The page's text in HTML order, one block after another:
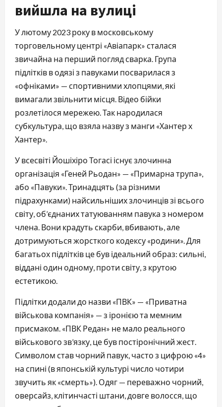
вийшла на вулиці
У лютому 2023 року в московському
торговельному центрі «Авіапарк» сталася
звичайна на перший погляд сварка. Група
підлітків в одязі з павуками посварилася з
«офніками» — спортивними хлопцями, які
вимагали звільнити місця. Відео бійки
розлетілося мережею. Так народилася
субкультура, що взяла назву з манги «Хантер х
Хантер».
У всесвіті Йошіхіро Тогасі існує злочинна
організація «Геней Рьодан» — «Примарна трупа»,
або «Павуки». Тринадцять (за різними
підрахунками) найсильніших злочинців зі всього
світу, об’єднаних татуюванням павука з номером
члена. Вони крадуть скарби, вбивають, але
дотримуються жорсткого кодексу «родини». Для
багатьох підлітків це був ідеальний образ: сильні,
віддані один одному, проти світу, з крутою
естетикою.
Підлітки додали до назви «ПВК» — «Приватна
військова компанія» — з іронією та мемним
присмаком. «ПВК Редан» не мало реального
військового зв’язку, це був постіронічний жест.
Символом став чорний павук, часто з цифрою «4»
на спині (в японській культурі число чотири
звучить як «смерть»). Одяг — переважно чорний,
оверсайз, клітинчасті штани, довге волосся, що